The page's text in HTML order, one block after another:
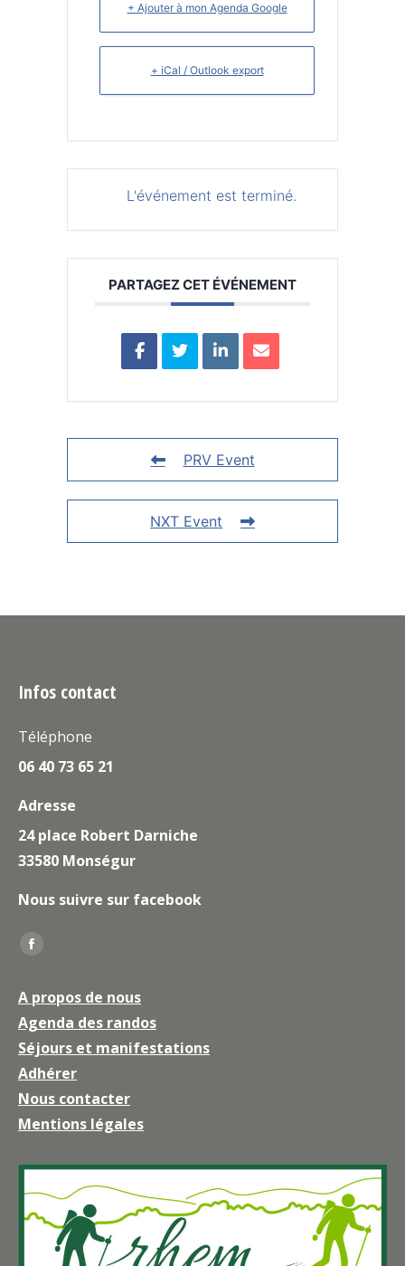
+ Ajouter à mon Agenda Google
+ iCal / Outlook export
L'événement est terminé.
PARTAGEZ CET ÉVÉNEMENT
PRV Event
NXT Event
Infos contact
Téléphone
06 40 73 65 21
Adresse
24 place Robert Darniche
33580 Monségur
Nous suivre sur facebook
Trouvez nous sur :
La
Facebook
s'ouvre
dans
une
nouvelle
fenêtre
A propos de nous
Agenda des randos
Séjours et manifestations
Adhérer
Nous contacter
Mentions légales